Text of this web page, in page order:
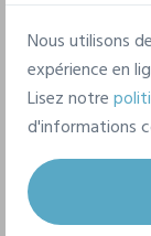
Nous utilisons
expérience en
Lisez notre
d'informations